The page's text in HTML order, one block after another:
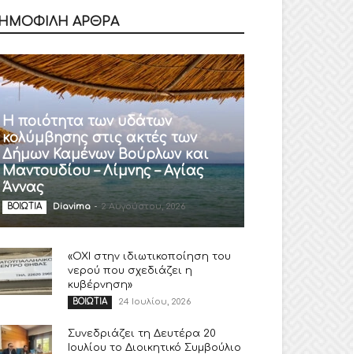
ΑΡΘΡΑ
Η ποιότητα των υδάτων
κολύμβησης στις ακτές των
Δήμων Καμένων Βούρλων και
Μαντουδίου – Λίμνης – Αγίας
Άννας
ΒΟΙΩΤΙΑ Diavima - 2 Αυγούστου, 2026
«ΟΧΙ στην ιδιωτικοποίηση του
νερού που σχεδιάζει η
κυβέρνηση»
ΒΟΙΩΤΙΑ 24 Ιουλίου, 2026
Συνεδριάζει τη Δευτέρα 20
Ιουλίου το Διοικητικό Συμβούλιο